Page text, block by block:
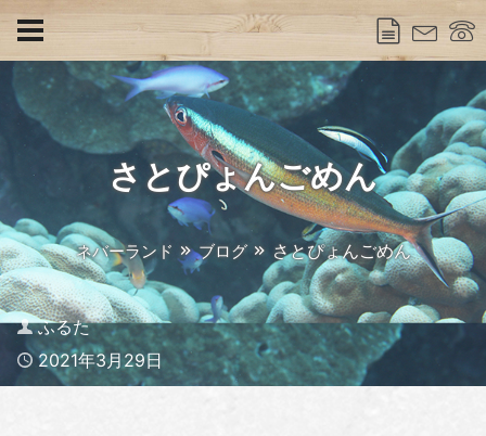
さとぴょんごめん
ネバーランド ブログ さとぴょんごめん
Author
ふるた
Published
2021年3月29日